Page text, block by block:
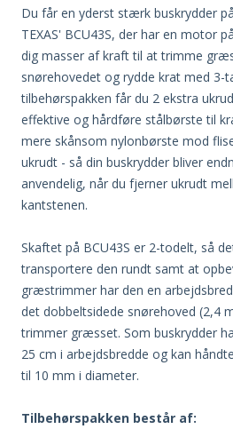
Du får en yderst stærk buskrydder
TEXAS' BCU43S, der har en motor
dig masser af kraft til at trimme
snørehovedet og rydde krat med 3-
tilbehørspakken får du 2 ekstra
effektive og hårdføre stålbørste til
mere skånsom nylonbørste mod
ukrudt - så din buskrydder bliver
anvendelig, når du fjerner ukrudt
kantstenen.
Skaftet på BCU43S er 2-todelt, så
transportere den rundt samt at
græstrimmer har den en
det dobbeltsidede snørehoved (2,4
trimmer græsset. Som buskrydder
25 cm i arbejdsbredde og kan
til 10 mm i diameter.
Tilbehørspakken består af: